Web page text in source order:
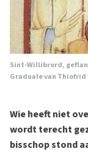
Sint-Willibrord,
Graduale van Thiofrid
Wie heeft niet
wordt terecht
bisschop stond